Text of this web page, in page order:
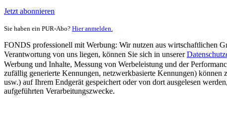
Jetzt abonnieren
Sie haben ein PUR-Abo? Hier anmelden.
FONDS professionell mit Werbung: Wir nutzen aus wirtschaftlichen
Verantwortung von uns liegen, können Sie sich in unserer
Werbung und Inhalte, Messung von Werbeleistung und der
zufällig generierte Kennungen, netzwerkbasierte Kennungen)
usw.) auf Ihrem Endgerät gespeichert oder von dort ausgelesen
aufgeführten Verarbeitungszwecke.